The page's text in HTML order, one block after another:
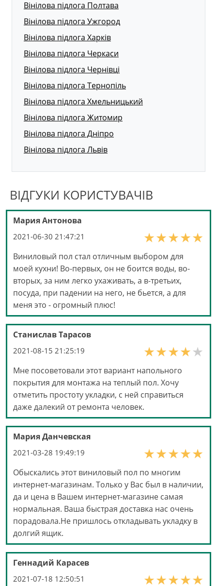
Вінілова підлога Полтава
Вінілова підлога Ужгород
Вінілова підлога Харків
Вінілова підлога Черкаси
Вінілова підлога Чернівці
Вінілова підлога Тернопіль
Вінілова підлога Хмельницький
Вінілова підлога Житомир
Вінілова підлога Дніпро
Вінілова підлога Львів
ВІДГУКИ КОРИСТУВАЧІВ
Мария Антонова
2021-06-30 21:47:21
Виниловый пол стал отличным выбором для
моей кухни! Во-первых, он не боится воды, во-
вторых, за ним легко ухаживать, а в-третьих,
посуда, при падении на него, не бьется, а для
меня это - огромный плюс!
Станислав Тарасов
2021-08-15 21:25:19
Мне посоветовали этот вариант напольного
покрытия для монтажа на теплый пол. Хочу
отметить простоту укладки, с ней справиться
даже далекий от ремонта человек.
Мария Данчевская
2021-03-28 19:49:19
Обыскались этот виниловый пол по многим
интернет-магазинам. Только у Вас был в наличии,
да и цена в Вашем интернет-магазине самая
нормальная. Ваша быстрая доставка нас очень
порадовала.Не пришлось откладывать укладку в
долгий ящик.
Геннадий Карасев
2021-07-18 12:50:51